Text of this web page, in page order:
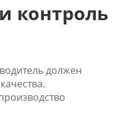
контроль
должен